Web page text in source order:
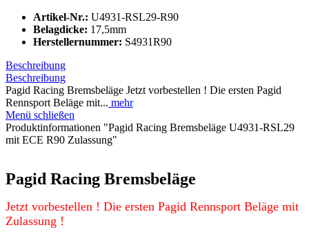
Artikel-Nr.: U4931-RSL29-R90
Belagdicke: 17,5mm
Herstellernummer: S4931R90
Beschreibung
Beschreibung
Pagid Racing Bremsbeläge Jetzt vorbestellen ! Die ersten Pagid
Rennsport Beläge mit... mehr
Menü schließen
Produktinformationen "Pagid Racing Bremsbeläge U4931-RSL29
mit ECE R90 Zulassung"
Pagid Racing Bremsbeläge
Jetzt vorbestellen ! Die ersten Pagid Rennsport Beläge mit
Zulassung !